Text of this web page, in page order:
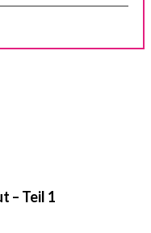
– Teil 1